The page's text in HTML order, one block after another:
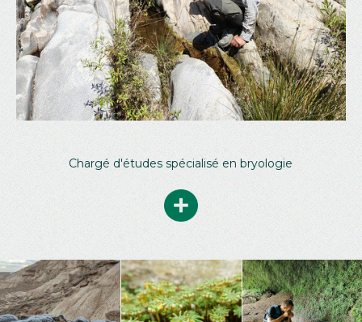
Chargé d'études spécialisé en bryologie